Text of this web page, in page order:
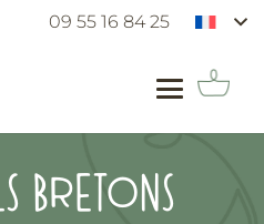
09 55 16 84 25
BRETONS